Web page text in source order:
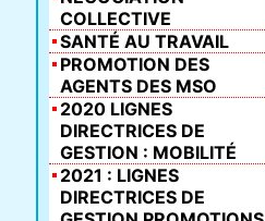
COLLECTIVE
SANTÉ AU TRAVAIL
PROMOTION DES
AGENTS DES MSO
2020 LIGNES
DIRECTRICES DE
GESTION : MOBILITÉ
2021 : LIGNES
DIRECTRICES DE